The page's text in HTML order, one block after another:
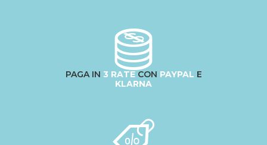
PAGA IN 3 RATECON PAYPAL E
KLARNA